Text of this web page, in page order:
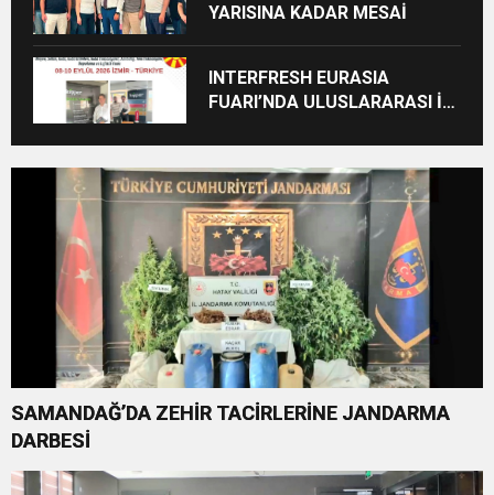
YARISINA KADAR MESAİ
INTERFRESH EURASIA
FUARI’NDA ULUSLARARASI İŞ
BAŞLADI
SAMANDAĞ’DA ZEHİR TACİRLERİNE JANDARMA
DARBESİ